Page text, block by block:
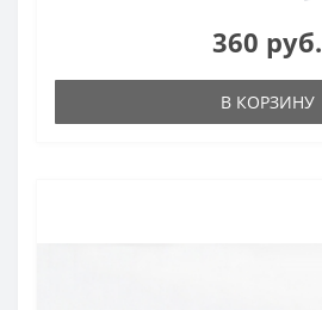
360 руб.
В КОРЗИНУ